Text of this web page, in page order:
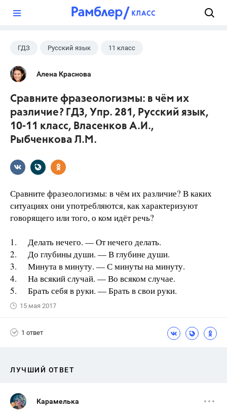
ГДЗ Русский язык 11 класс
10 класс
Алена Краснова
Сравните фразеологизмы: в чём их
различие? ГДЗ, Упр. 281, Русский язык,
10-11 класс, Власенков А.И.,
Рыбченкова Л.М.
Сравните фразеологизмы: в чём их различие? В каких
ситуациях они употребляются, как характеризуют
говорящего или того, о ком идёт речь?
1. Делать нечего. — От нечего делать.
2. До глубины души. — В глубине души.
3. Минута в минуту. — С минуты на минуту.
4. На всякий случай. — Во всяком случае.
5. Брать себя в руки. — Брать в свои руки.
15 мая 2017
1 ответ
ЛУЧШИЙ ОТВЕТ
Карамелька